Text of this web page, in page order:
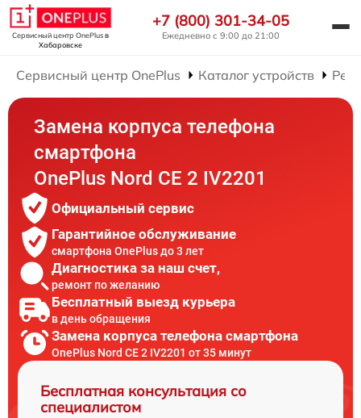
Сервисный центр OnePlusв
Хабаровске
+7 (800) 301-34-05
Ежедневно с 9:00 до 21:00
Сервисный центр OnePlus Каталог устройств
Замена корпуса телефона
смартфона
OnePlus Nord CE 2 IV2201
Официальный сервис
Гарантийное обслуживание
смартфона OnePlus до 3 лет
Диагностика за наш счет,
ремонт по желанию
Бесплатный выезд курьера
в день обращения
Замена корпуса телефона смартфона
OnePlus Nord CE 2 IV2201 от 35 минут
Бесплатная консультация со
специалистом